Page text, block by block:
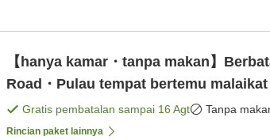
【hanya kamar・tanpa makan】
Road・Pulau tempat bertemu
Gratis pembatalan sampai 16 Agt Tanpa
Rincian paket lainnya